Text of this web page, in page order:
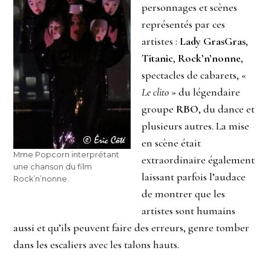
Mme Popcorn interprétant
une chanson du film
Rock’n’nonne.
personnages et scènes
représentés par ces
artistes : Lady GrasGras,
Titanic, Rock’n’nonne,
spectacles de cabarets, «
Le clito » du légendaire
groupe RBO, du dance et
plusieurs autres. La mise
en scène était
extraordinaire également
laissant parfois l’audace
de montrer que les
artistes sont humains
aussi et qu’ils peuvent faire des erreurs, genre tomber
dans les escaliers avec les talons hauts.